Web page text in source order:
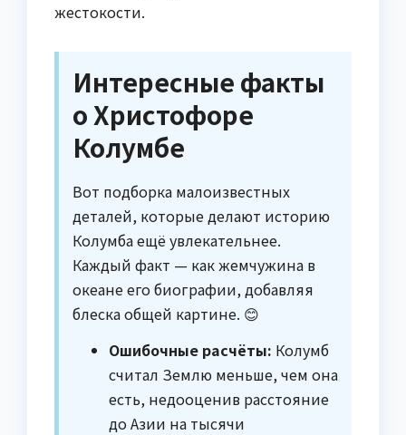
жестокости.
Интересные факты
о Христофоре
Колумбе
Вот подборка малоизвестных
деталей, которые делают историю
Колумба ещё увлекательнее.
Каждый факт — как жемчужина в
океане его биографии, добавляя
блеска общей картине. 😊
Ошибочные расчёты: Колумб
считал Землю меньше, чем она
есть, недооценив расстояние
до Азии на тысячи